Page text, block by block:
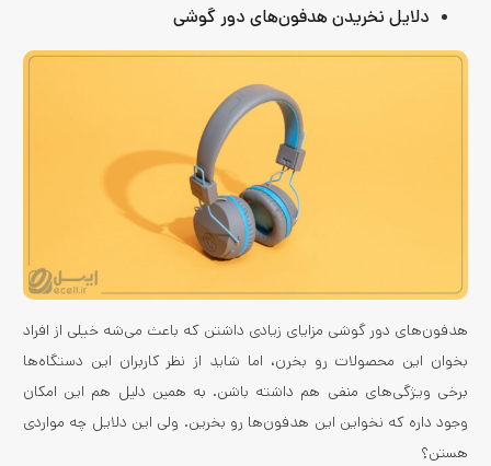
دلایل نخریدن هدفون‌های دور گوشی
هدفون‌های دور گوشی مزایای زیادی داشتن که باعث می‌شه خیلی از افراد
بخوان این محصولات رو بخرن، اما شاید از نظر کاربران این دستگاه‌ها
برخی ویژگی‌های منفی هم داشته باشن. به همین دلیل هم این امکان
وجود داره که نخواین این هدفون‌ها رو بخرین. ولی این دلایل چه مواردی
هستن؟